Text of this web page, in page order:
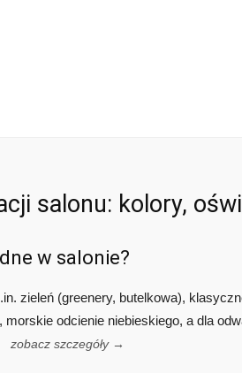
salonu: kolory,
w salonie?
zieleń (greenery, butelkowa),
odcienie niebieskiego, a dla
zobacz szczegóły →